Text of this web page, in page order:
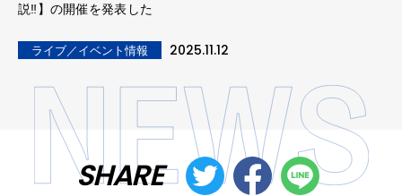
説‼】の開催を発表した
ライブ／イベント情報 2025.11.12
SHARE